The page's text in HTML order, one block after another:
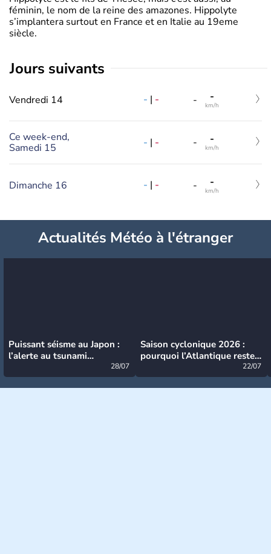
féminin, le nom de la reine des amazones. Hippolyte
s’implantera surtout en France et en Italie au 19eme
siècle.
jours suivants
Vendredi 14 - | - - -
km/h
Ce week-end,
Samedi 15
- | - - -
km/h
Dimanche 16 - | - - -
km/h
Actualités Météo à l'étranger
Puissant séisme au Japon :
l’alerte au tsunami
28/07
Saison cyclonique 2026 :
pourquoi l’Atlantique reste
22/07